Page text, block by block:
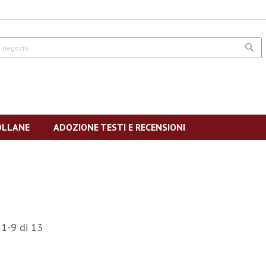
ADOZIONE TESTI E RECENSIONI
1-9 di 13